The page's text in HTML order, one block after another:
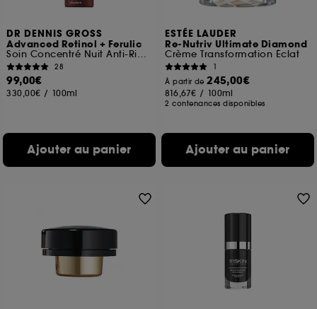
DR DENNIS GROSS
Advanced Retinol + Ferulic
Soin Concentré Nuit Anti-Rides
28
99,00€
330,00€ / 100ml
Ajouter au panier
ESTÉE LAUDER
Re-Nutriv Ultimate Diamond
Crème Transformation Éclat
1
À partir de245,00€
816,67€ / 100ml
2 contenances disponibles
Ajouter au panier